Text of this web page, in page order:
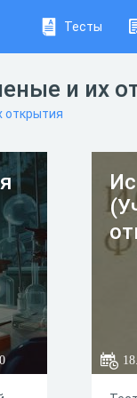
Тесты
и их
открытия
0